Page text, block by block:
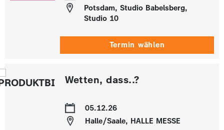
Potsdam, Studio Babelsberg,
Studio 10
Termin wählen
Wetten, dass..?
05.12.26
Halle/Saale, HALLE MESSE